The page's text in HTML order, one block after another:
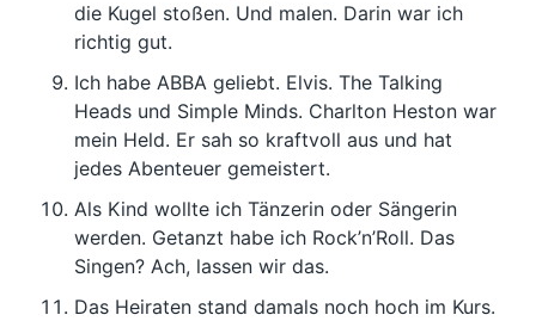
die Kugel stoßen. Und malen. Darin war ich
richtig gut.
Ich habe ABBA geliebt. Elvis. The Talking
Heads und Simple Minds. Charlton Heston war
mein Held. Er sah so kraftvoll aus und hat
jedes Abenteuer gemeistert.
Als Kind wollte ich Tänzerin oder Sängerin
werden. Getanzt habe ich Rock’n’Roll. Das
Singen? Ach, lassen wir das.
Das Heiraten stand damals noch hoch im Kurs.